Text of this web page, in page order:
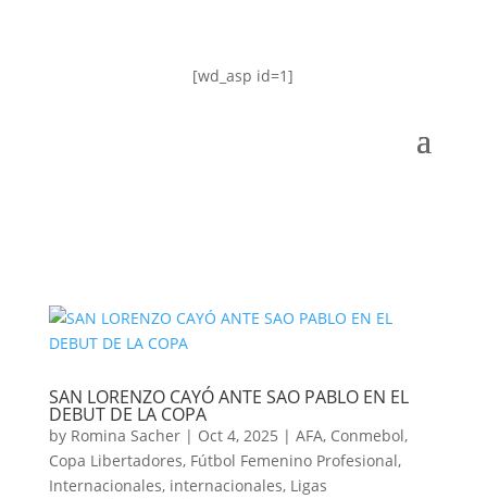
[wd_asp id=1]
SAN LORENZO CAYÓ ANTE SAO PABLO EN EL
DEBUT DE LA COPA
by Romina Sacher| Oct 4, 2025 | AFA, Conmebol,
Copa Libertadores, Fútbol Femenino Profesional,
Internacionales, internacionales, Ligas